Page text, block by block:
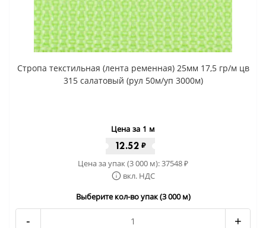
Стропа текстильная (лента ременная) 25мм 17,5 гр/м цв
315 салатовый (рул 50м/уп 3000м)
Цена за 1 м
12.52 ₽
Цена за упак (3 000 м):37548₽
вкл. НДС
Выберите кол-во упак (3 000 м)
- +